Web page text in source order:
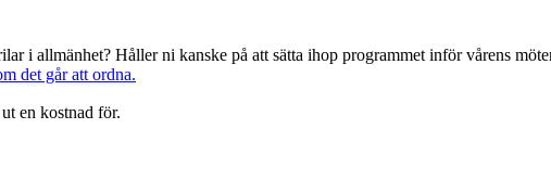
i allmänhet? Håller ni kanske på att sätta ihop programmet inför vårens
det går att ordna.
en kostnad för.